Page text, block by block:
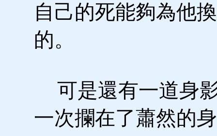
自己的死能夠為他
的。
可是還有一道身
一次攔在了蕭然的